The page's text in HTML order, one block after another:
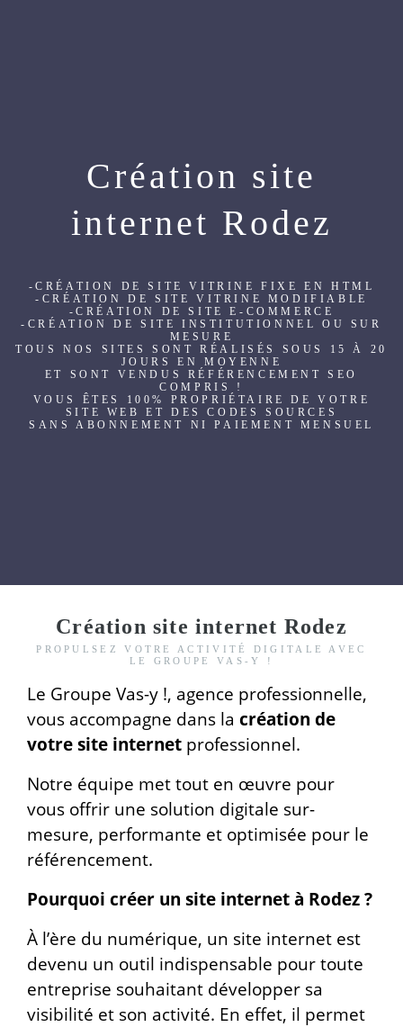
Création site
internet Rodez
-CRÉATION DE SITE VITRINE FIXE EN HTML
-CRÉATION DE SITE VITRINE MODIFIABLE
-CRÉATION DE SITE E-COMMERCE
-CRÉATION DE SITE INSTITUTIONNEL OU SUR
MESURE
TOUS NOS SITES SONT RÉALISÉS SOUS 15 À 20
JOURS EN MOYENNE
ET SONT VENDUS RÉFÉRENCEMENT SEO
COMPRIS !
VOUS ÊTES 100% PROPRIÉTAIRE DE VOTRE
SITE WEB ET DES CODES SOURCES
SANS ABONNEMENT NI PAIEMENT MENSUEL
Création site internet Rodez
PROPULSEZ VOTRE ACTIVITÉ DIGITALE AVEC
LE GROUPE VAS-Y !
Le Groupe Vas-y !, agence professionnelle,
vous accompagne dans la création de
votre site internet professionnel.
Notre équipe met tout en œuvre pour
vous offrir une solution digitale sur-
mesure, performante et optimisée pour le
référencement.
Pourquoi créer un site internet à Rodez ?
À l’ère du numérique, un site internet est
devenu un outil indispensable pour toute
entreprise souhaitant développer sa
visibilité et son activité. En effet, il permet